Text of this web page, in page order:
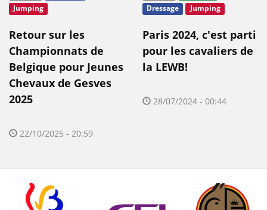
Jumping
Retour sur les
Championnats de
Belgique pour Jeunes
Chevaux de Gesves
2025
22/10/2025 - 20:59
Dressage
Jumping
Paris 2024, c'est parti
pour les cavaliers de
la LEWB!
28/07/2024 - 00:44